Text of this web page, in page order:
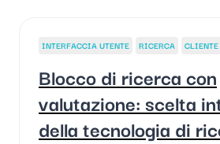
INTERFACCIA UTENTE RICERCA
Blocco di ricerca con
valutazione: scelta
della tecnologia di